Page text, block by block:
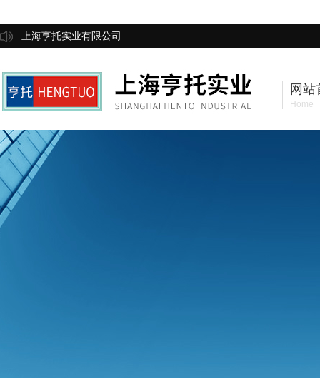
上海亨托实业有限公司
网站
Home